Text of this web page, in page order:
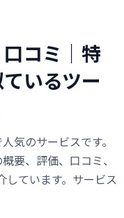
コミ｜特
いるツー
気のサービスです。
要、評価、口コミ、
ています。サービス